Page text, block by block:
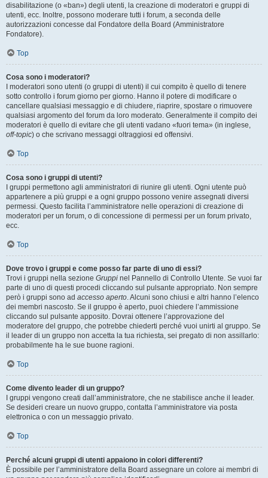
disabilitazione (o «ban») degli utenti, la creazione di moderatori e gruppi di
utenti, ecc. Inoltre, possono moderare tutti i forum, a seconda delle
autorizzazioni concesse dal Fondatore della Board (Amministratore
Fondatore).
Top
Cosa sono i moderatori?
I moderatori sono utenti (o gruppi di utenti) il cui compito è quello di tenere
sotto controllo i forum giorno per giorno. Hanno il potere di modificare o
cancellare qualsiasi messaggio e di chiudere, riaprire, spostare o rimuovere
qualsiasi argomento del forum da loro moderato. Generalmente il compito dei
moderatori è quello di evitare che gli utenti vadano «fuori tema» (in inglese,
off-topic) o che scrivano messaggi oltraggiosi ed offensivi.
Top
Cosa sono i gruppi di utenti?
I gruppi permettono agli amministratori di riunire gli utenti. Ogni utente può
appartenere a più gruppi e a ogni gruppo possono venire assegnati diversi
permessi. Questo facilita l’amministratore nelle operazioni di creazione di
moderatori per un forum, o di concessione di permessi per un forum privato,
ecc.
Top
Dove trovo i gruppi e come posso far parte di uno di essi?
Trovi i gruppi nella sezione Gruppi nel Pannello di Controllo Utente. Se vuoi far
parte di uno di questi procedi cliccando sul pulsante appropriato. Non sempre
però i gruppi sono ad accesso aperto. Alcuni sono chiusi e altri hanno l’elenco
dei membri nascosto. Se il gruppo è aperto, puoi chiedere l’ammissione
cliccando sul pulsante apposito. Dovrai ottenere l’approvazione del
moderatore del gruppo, che potrebbe chiederti perché vuoi unirti al gruppo. Se
il leader di un gruppo non accetta la tua richiesta, sei pregato di non assillarlo:
probabilmente ha le sue buone ragioni.
Top
Come divento leader di un gruppo?
I gruppi vengono creati dall’amministratore, che ne stabilisce anche il leader.
Se desideri creare un nuovo gruppo, contatta l’amministratore via posta
elettronica o con un messaggio privato.
Top
Perché alcuni gruppi di utenti appaiono in colori differenti?
È possibile per l’amministratore della Board assegnare un colore ai membri di